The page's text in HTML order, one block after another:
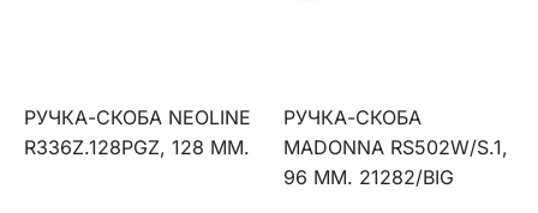
РУЧКА-СКОБА NEOLINE
R336Z.128PGZ, 128 ММ.
РУЧКА-СКОБА
MADONNA RS502W/S.1,
96 ММ. 21282/BIG